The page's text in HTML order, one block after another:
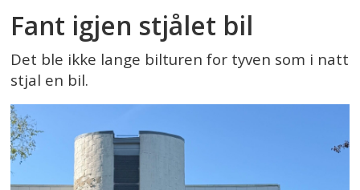
Fant igjen stjålet bil
Det ble ikke lange bilturen for tyven som i natt
stjal en bil.